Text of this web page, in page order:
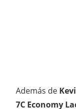
Además de
7C Economy